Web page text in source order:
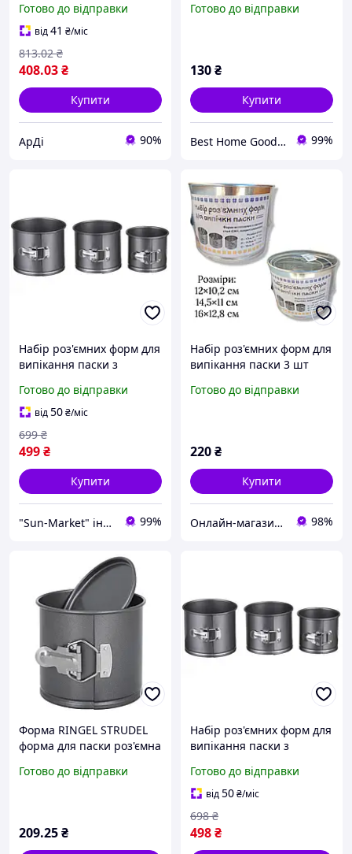
Готово до відправки
від41 ₴/міс
408.03₴
813.02 ₴
Купити
АрДі 90%
18 см, висота 6,5 см,
Готово до відправки
130₴
Купити
Best Home Goods - "Кращі товари для дому, подарунки, дрібниці" 99%
Набір роз'ємних форм для
випікання паски з
покриттям металеві
форми для кексів та
тортів 3 шт
Готово до відправки
від50₴/міс
499₴
699 ₴
Купити
"Sun-Market" інтернет-магазин 99%
Набір роз'ємних форм для
випікання паски 3 шт
Готово до відправки
220₴
Купити
Онлайн-магазин "Optotorg.com" 98%
Форма RINGEL STRUDEL
форма для паски роз'ємна
10213-12)
Готово до відправки
209.25₴
Набір роз'ємних форм для
випікання паски з
покриттям металеві
форми для кексів та
тортів 3 шт
Готово до відправки
від50₴/міс
498₴
698 ₴